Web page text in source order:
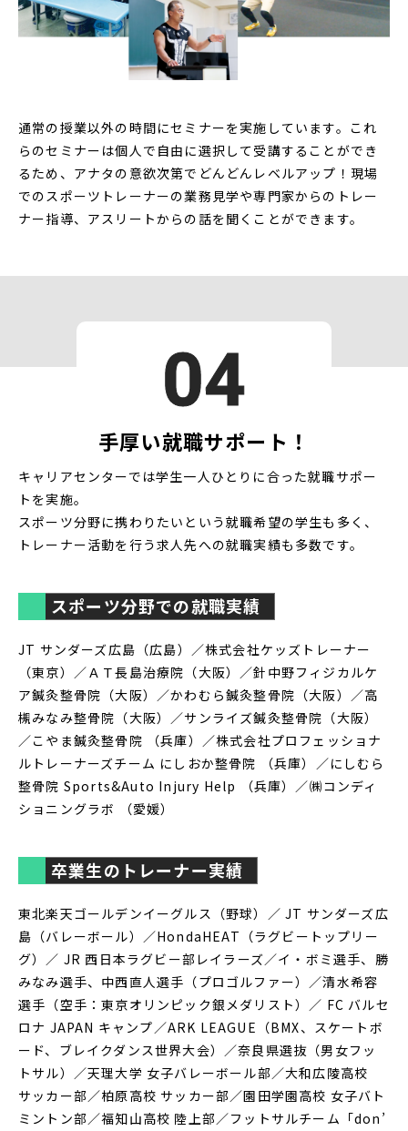
通常の授業以外の時間にセミナーを実施しています。これ
らのセミナーは個人で自由に選択して受講することができ
るため、アナタの意欲次第でどんどんレベルアップ！現場
でのスポーツトレーナーの業務見学や専門家からのトレー
ナー指導、アスリートからの話を聞くことができます。
04
手厚い就職サポート！
キャリアセンターでは学生一人ひとりに合った就職サポー
トを実施。
スポーツ分野に携わりたいという就職希望の学生も多く、
トレーナー活動を行う求人先への就職実績も多数です。
スポーツ分野での就職実績
JT サンダーズ広島（広島）／株式会社ケッズトレーナー
（東京）／ＡＴ長島治療院（大阪）／針中野フィジカルケ
ア鍼灸整骨院（大阪）／かわむら鍼灸整骨院（大阪）／高
槻みなみ整骨院（大阪）／サンライズ鍼灸整骨院（大阪）
／こやま鍼灸整骨院 （兵庫）／株式会社プロフェッショナ
ルトレーナーズチーム にしおか整骨院 （兵庫）／にしむら
整骨院 Sports&Auto Injury Help （兵庫）／㈱コンディ
ショニングラボ （愛媛）
卒業生のトレーナー実績
東北楽天ゴールデンイーグルス（野球）／ JT サンダーズ広
島（バレーボール）／HondaHEAT（ラグビートップリー
グ）／ JR 西日本ラグビー部レイラーズ／イ・ボミ選手、勝
みなみ選手、中西直人選手（プロゴルファー）／清水希容
選手（空手：東京オリンピック銀メダリスト）／ FC バルセ
ロナ JAPAN キャンプ／ARK LEAGUE（BMX、スケートボ
ード、ブレイクダンス世界大会）／奈良県選抜（男女フッ
トサル）／天理大学 女子バレーボール部／大和広陵高校
サッカー部／柏原高校 サッカー部／園田学園高校 女子バト
ミントン部／福知山高校 陸上部／フットサルチーム「don’